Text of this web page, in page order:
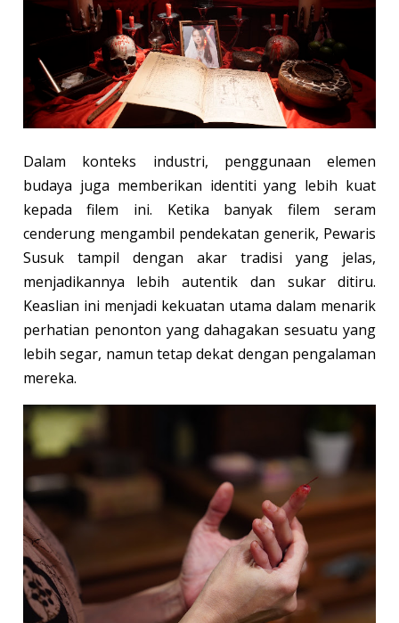
Dalam konteks industri, penggunaan elemen
budaya juga memberikan identiti yang lebih kuat
kepada filem ini. Ketika banyak filem seram
cenderung mengambil pendekatan generik, Pewaris
Susuk tampil dengan akar tradisi yang jelas,
menjadikannya lebih autentik dan sukar ditiru.
Keaslian ini menjadi kekuatan utama dalam menarik
perhatian penonton yang dahagakan sesuatu yang
lebih segar, namun tetap dekat dengan pengalaman
mereka.